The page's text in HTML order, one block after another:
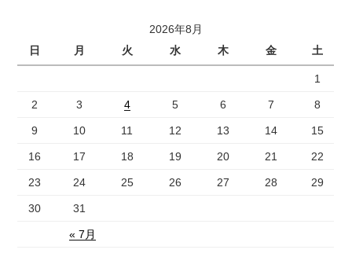
2026年8月
日
月 火 水 木 金 土
« 7月
1
2 3 4 5 6 7 8
9 10 11 12 13 14 15
16 17 18 19 20 21 22
23 24 25 26 27 28 29
30 31